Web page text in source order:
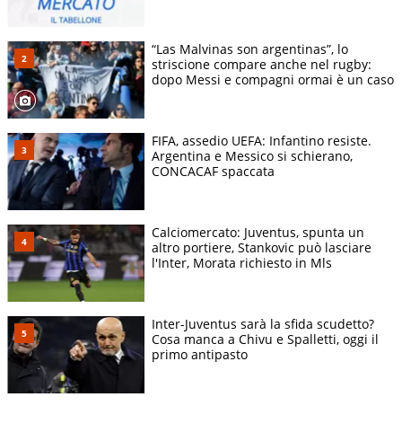
“Las Malvinas son argentinas”, lo
striscione compare anche nel rugby:
dopo Messi e compagni ormai è un caso
FIFA, assedio UEFA: Infantino resiste.
Argentina e Messico si schierano,
CONCACAF spaccata
Calciomercato: Juventus, spunta un
altro portiere, Stankovic può lasciare
l'Inter, Morata richiesto in Mls
Inter-Juventus sarà la sfida scudetto?
Cosa manca a Chivu e Spalletti, oggi il
primo antipasto